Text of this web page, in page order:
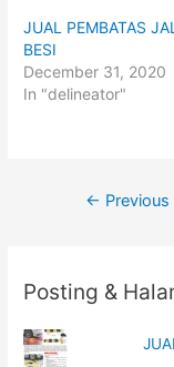
n
n
n
e
e
i
n
n
w
JUAL PEMBATAS
BESI
December 31, 2020
In "delineator"
Post
←
Posting &